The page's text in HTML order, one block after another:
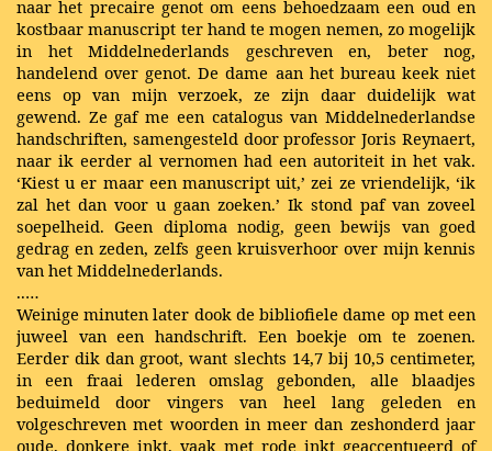
naar het precaire genot om eens behoedzaam een oud en
kostbaar manuscript ter hand te mogen nemen, zo mogelijk
in het Middelnederlands geschreven en, beter nog,
handelend over genot. De dame aan het bureau keek niet
eens op van mijn verzoek, ze zijn daar duidelijk wat
gewend. Ze gaf me een catalogus van Middelnederlandse
handschriften, samengesteld door professor Joris Reynaert,
naar ik eerder al vernomen had een autoriteit in het vak.
‘Kiest u er maar een manuscript uit,’ zei ze vriendelijk, ‘ik
zal het dan voor u gaan zoeken.’ Ik stond paf van zoveel
soepelheid. Geen diploma nodig, geen bewijs van goed
gedrag en zeden, zelfs geen kruisverhoor over mijn kennis
van het Middelnederlands.
..…
Weinige minuten later dook de bibliofiele dame op met een
juweel van een handschrift. Een boekje om te zoenen.
Eerder dik dan groot, want slechts 14,7 bij 10,5 centimeter,
in een fraai lederen omslag gebonden, alle blaadjes
beduimeld door vingers van heel lang geleden en
volgeschreven met woorden in meer dan zeshonderd jaar
oude, donkere inkt, vaak met rode inkt geaccentueerd of